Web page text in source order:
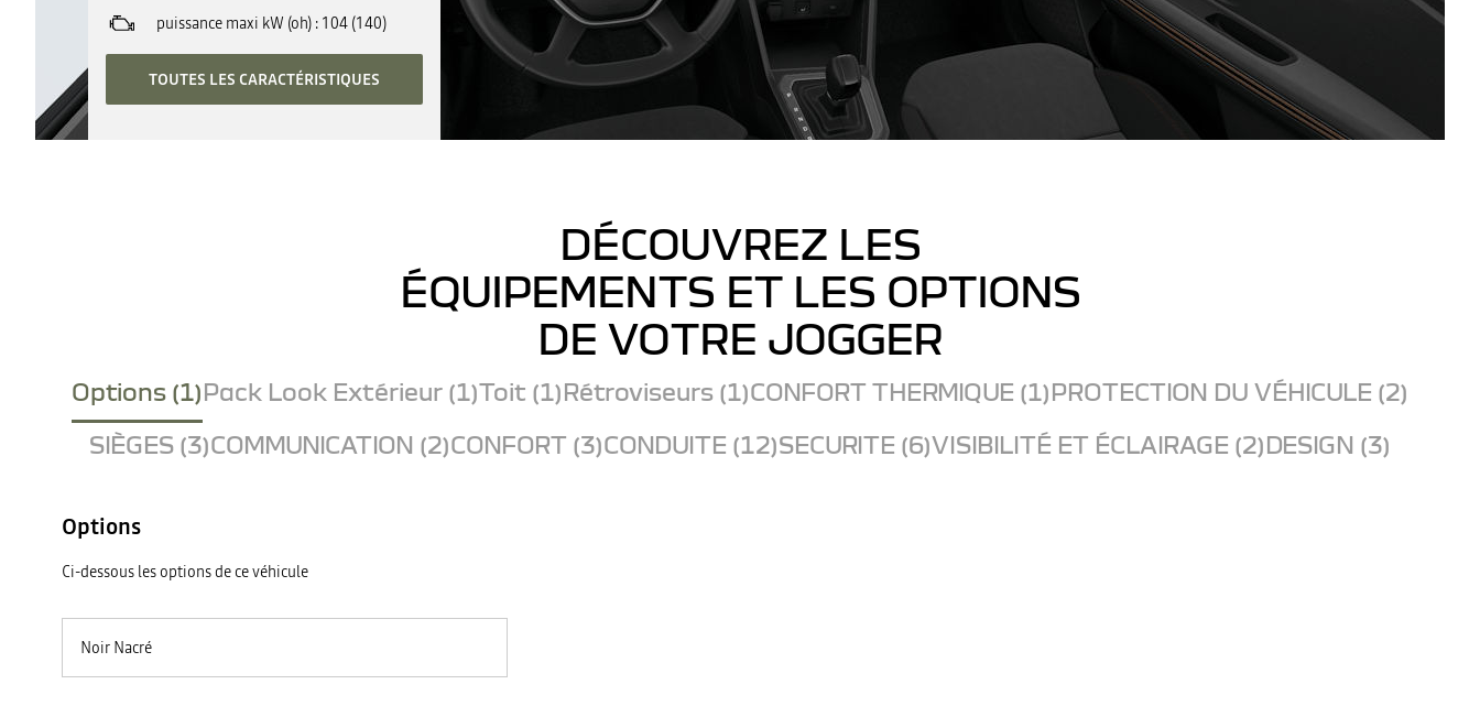
puissance maxi kW (oh) 104 (140)
TOUTES LES CARACTÉRISTIQUES
DÉCOUVREZ LES
ÉQUIPEMENTS ET LES OPTIONS
DE VOTRE JOGGER
Options (1)Pack Look Extérieur (1)Toit (1)Rétroviseurs (1)CONFORT THERMIQUE (1)PROTECTION DU VÉHICULE (2)
SIÈGES (3)COMMUNICATION (2)CONFORT (3)CONDUITE (12)SECURITE (6)VISIBILITÉ ET ÉCLAIRAGE (2)DESIGN (3)
Options
Ci-dessous les options de ce véhicule
Noir Nacré